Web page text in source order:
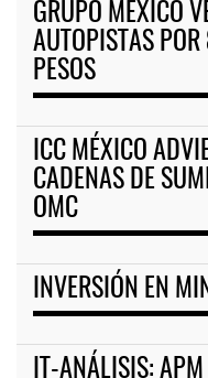
GRUPO MÉXICO
AUTOPISTAS
PESOS
ICC MÉXICO
CADENAS DE
OMC
INVERSIÓN EN
IT-ANÁLISIS: